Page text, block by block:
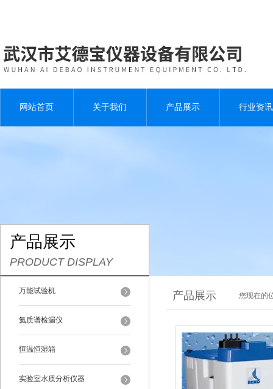
网站首页 关于我们 产品展示 行业资讯
产品展示
PRODUCT DISPLAY
万能试验机
氦质谱检漏仪
恒温恒湿箱
实验室水质分析仪器
产品展示 您现在的